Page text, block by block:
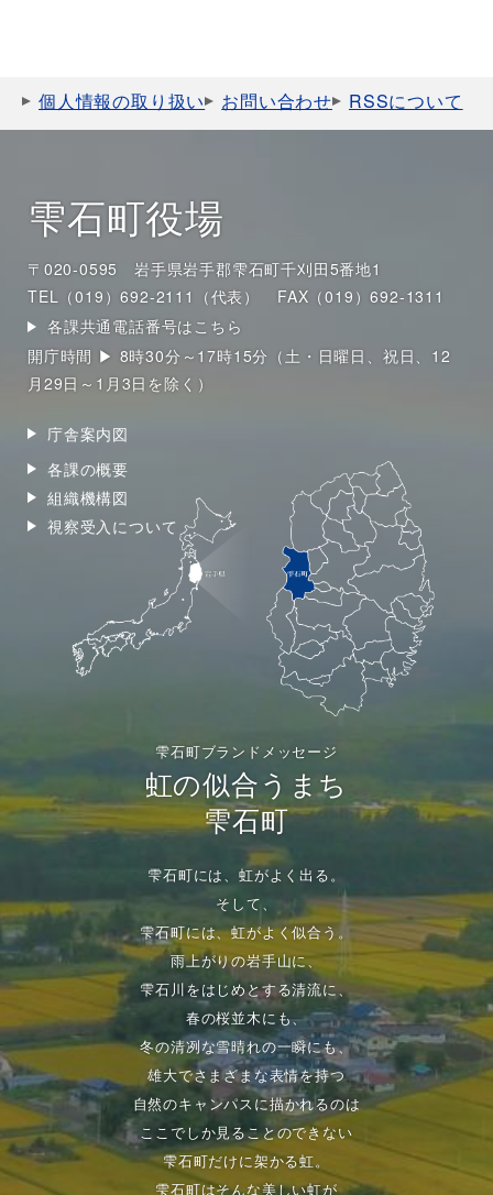
個人情報の取り扱い お問い合わせ RSSについて
雫石町役場
〒020-0595 岩手県岩手郡雫石町千刈田5番地1
TEL（019）692-2111（代表）
FAX（019）692-1311
各課共通電話番号はこちら
開庁時間 ▶ 8時30分～17時15分（土・日曜日、祝日、12
月29日～1月3日を除く）
庁舎案内図
各課の概要
組織機構図
視察受入について
雫石町ブランドメッセージ
虹の似合うまち
雫石町
雫石町には、虹がよく出る。
そして、
雫石町には、虹がよく似合う。
雨上がりの岩手山に、
雫石川をはじめとする清流に、
春の桜並木にも、
冬の清冽な雪晴れの一瞬にも、
雄大でさまざまな表情を持つ
自然のキャンパスに描かれるのは
ここでしか見ることのできない
雫石町だけに架かる虹。
雫石町はそんな美しい虹が